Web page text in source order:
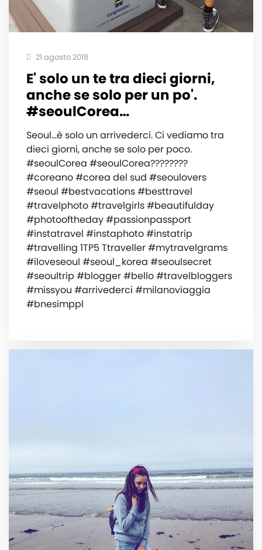
21 agosto 2018
E' solo un te tra dieci giorni,
anche se solo per un po'.
#seoulCorea…
Seoul...è solo un arrivederci. Ci vediamo tra
dieci giorni, anche se solo per poco.
#seoulCorea #seoulCorea????????
#coreano #corea del sud #seoulovers
#seoul #bestvacations #besttravel
#travelphoto #travelgirls #beautifulday
#photooftheday #passionpassport
#instatravel #instaphoto #instatrip
#travelling 1TP5 Ttraveller #mytravelgrams
#iloveseoul #seoul_korea #seoulsecret
#seoultrip #blogger #bello #travelbloggers
#missyou #arrivederci #milanoviaggia
#bnesimppl